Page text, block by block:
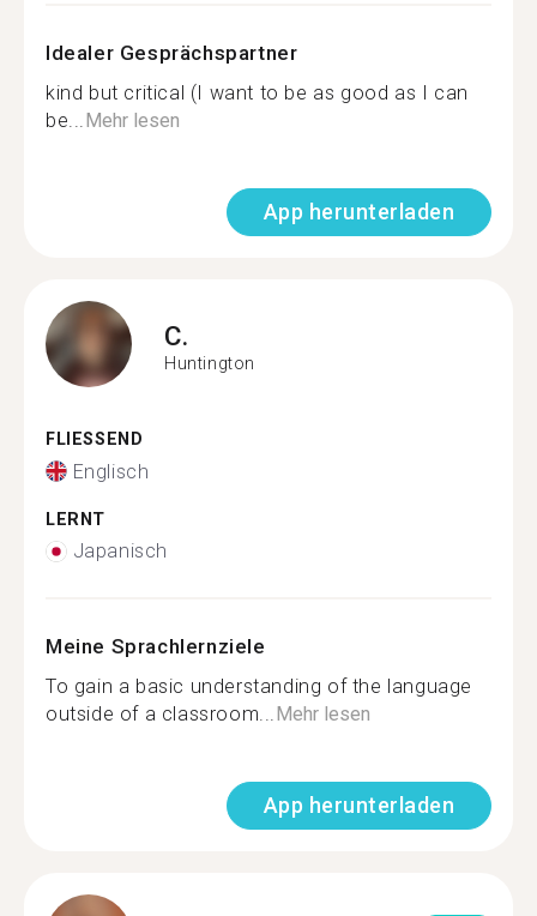
Idealer Gesprächspartner
kind but critical (I want to be as good as I can
be...Mehr lesen
App herunterladen
C.
Huntington
FLIESSEND
Englisch
LERNT
Japanisch
Meine Sprachlernziele
To gain a basic understanding of the language
outside of a classroom...Mehr lesen
App herunterladen